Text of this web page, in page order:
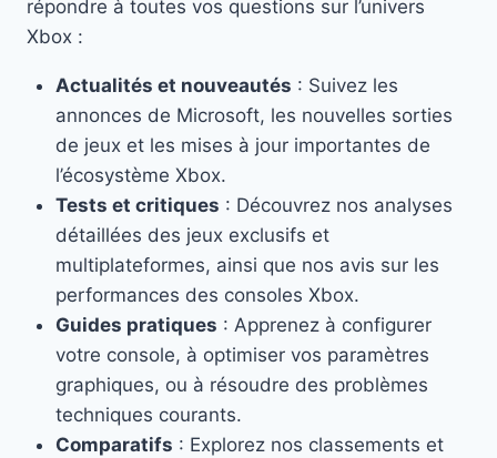
répondre à toutes vos questions sur l’univers
Xbox :
Actualités et nouveautés : Suivez les
annonces de Microsoft, les nouvelles sorties
de jeux et les mises à jour importantes de
l’écosystème Xbox.
Tests et critiques : Découvrez nos analyses
détaillées des jeux exclusifs et
multiplateformes, ainsi que nos avis sur les
performances des consoles Xbox.
Guides pratiques : Apprenez à configurer
votre console, à optimiser vos paramètres
graphiques, ou à résoudre des problèmes
techniques courants.
Comparatifs : Explorez nos classements et